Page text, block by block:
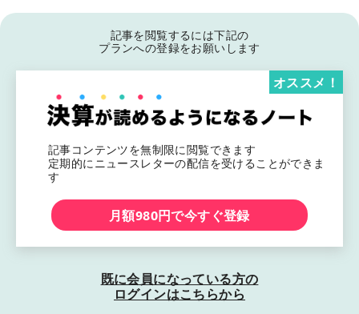
記事を閲覧するには下記の
プランへの登録をお願いします
記事コンテンツを無制限に閲覧できます
定期的にニュースレターの配信を受けることができま
す
オススメ！
月額980円で今すぐ登録
既に会員になっている方の
ログインはこちらから